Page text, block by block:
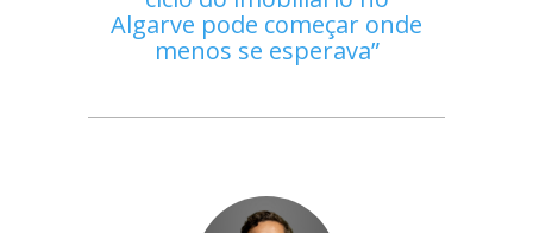
Algarve pode começar onde
menos se esperava